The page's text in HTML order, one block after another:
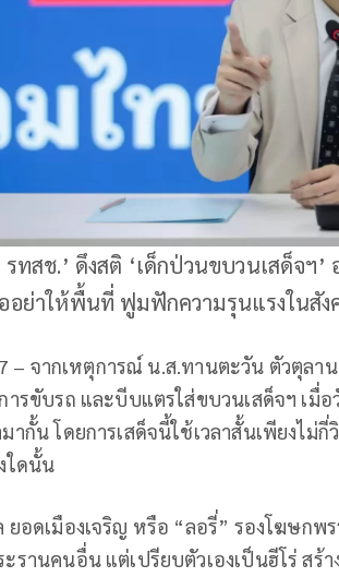
รทสช.’ ดึงสติ ‘เด็กป่วนขบวนเสด็จฯ
อย่าให้พื้นที่ ฟูมฟักความรุนแรงในสัง
– จากเหตุการณ์ น.ส.ทานตะวัน ตัวตุล
ารขับรถ และบีบแตรใส่ขบวนเสด็จฯ เมื่
ากั้น โดยการเสด็จนี้ใช้เวลาสั้นเพียงไม่
ใดนั้น
อดเมืองเจริญ หรือ “ลอรี่” รองโฆษกพ
ะรานคนอื่น แต่เปรียบตัวเองเป็นฮีโร่ ส